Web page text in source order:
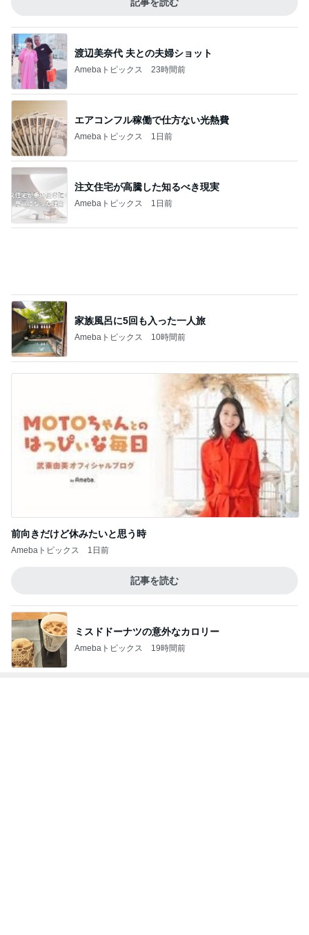
Amebaトピックス 23時間前
エアコンフル稼働で仕方ない光熱費
Amebaトピックス 1日前
注文住宅が高騰した知るべき現実
Amebaトピックス 1日前
前向きだけど休みたいと思う時
Amebaトピックス 1日前
記事を読む
Amebaトピックス 19時間前